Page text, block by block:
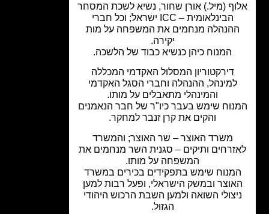
(מיל.) אורן שחור, נשיא לשכת המסחר
הבינלאומית – ICC ישראל; וכל חברי
מנחמים את המשפחה על מות
המנוח כיהן כנשיא כבוד של הלשכה.
דירקטוריון המסלול האקדמי המכללה
למינהל, ההנהלה וחברי הסגל האקדמי
והמינהלי מתאבלים על מותו.
שימש בעבר כיו"ר של חבר הנאמנים
והקים את קרן זנבר למחקר.
משרד האוצר – שר האוצר; והמשרד
ותיקים – סגנית השר מנחמים את
המשפחה על מותו.
שימש בתפקידים בכירים במשרד
ובמשק הישראלי, ופעל רבות למען
השואה ולמען השבת הרכוש היהודי